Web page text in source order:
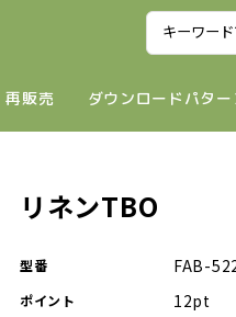
再販売 ダウンロードパター
リネンTBO
型番 FAB-
ポイント 12pt